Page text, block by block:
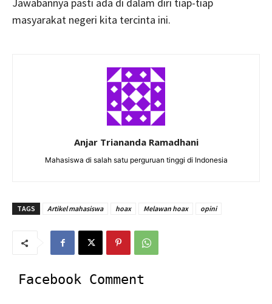
masyarakat negeri kita tercinta ini.
Anjar Triananda Ramadhani
Mahasiswa di salah satu perguruan tinggi di Indonesia
TAGS Artikel mahasiswa hoax Melawan hoax opini
Facebook Comment